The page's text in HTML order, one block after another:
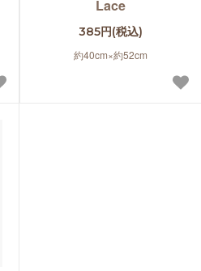
Lace
385円(税込)
約40cm×約52cm